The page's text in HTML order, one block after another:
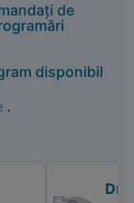
de
disponibil
.
Dr.